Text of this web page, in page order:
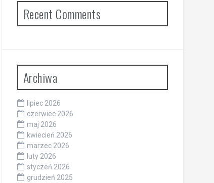
Recent Comments
Archiwa
lipiec 2026
czerwiec 2026
maj 2026
kwiecień 2026
marzec 2026
luty 2026
styczeń 2026
grudzień 2025